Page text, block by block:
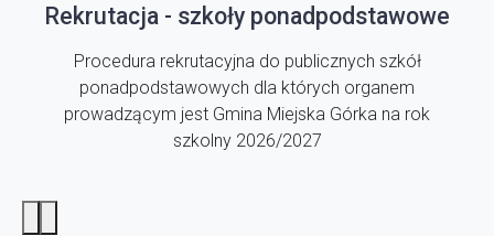
Rekrutacja - szkoły ponadpodstawowe
Procedura rekrutacyjna do publicznych szkół
ponadpodstawowych dla których organem
prowadzącym jest Gmina Miejska Górka na rok
szkolny 2026/2027